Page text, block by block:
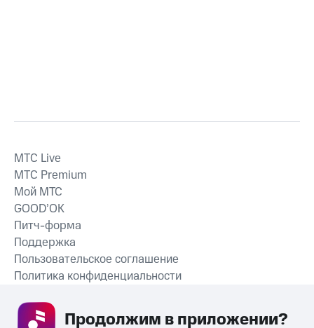
СКАЧАТЬ ПРИЛОЖЕНИЕ
MTС Live
MTС Premium
Мой МТС
GOOD’OK
Питч-форма
Поддержка
Пользовательское соглашение
Политика конфиденциальности